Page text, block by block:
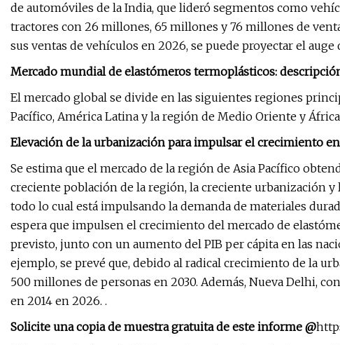
de automóviles de la India, que lideró segmentos como
tractores con 26 millones, 65 millones y 76 millones de
sus ventas de vehículos en 2026, se puede proyectar el
Mercado mundial de elastómeros termoplásticos:
El mercado global se divide en las siguientes regiones
Pacífico, América Latina y la región de Medio Oriente y
Elevación de la urbanización para impulsar el crecimiento
Se estima que el mercado de la región de Asia Pacífico
creciente población de la región, la creciente urbanización
todo lo cual está impulsando la demanda de materiales
espera que impulsen el crecimiento del mercado de
previsto, junto con un aumento del PIB per cápita en las
ejemplo, se prevé que, debido al radical crecimiento de la
500 millones de personas en 2030. Además, Nueva Delhi,
en 2014 en 2026. .
Solicite una copia de muestra gratuita de este informe @